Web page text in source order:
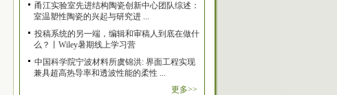
甬江实验室先进结构陶瓷创新中心团队综述：
室温塑性陶瓷的兴起与研究进 ...
投稿系统的另一端，编辑和审稿人到底在做什
么？丨Wiley暑期线上学习营
中国科学院宁波材料所虞锦洪: 界面工程实现
兼具超高热导率和透波性能的柔性 ...
更多>>